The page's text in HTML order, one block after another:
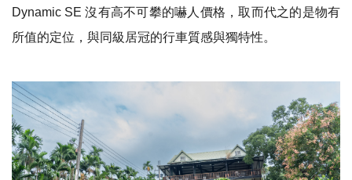
Dynamic SE沒有高不可攀的嚇人價格，取而代之的是物有
所值的定位，與同級居冠的行車質感與獨特性。